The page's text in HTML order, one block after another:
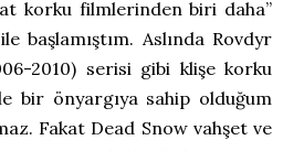
korku filmlerinden biri daha”
başlamıştım. Aslında Rovdyr
2010) serisi gibi klişe korku
bir önyargıya sahip olduğum
Fakat Dead Snow vahşet ve